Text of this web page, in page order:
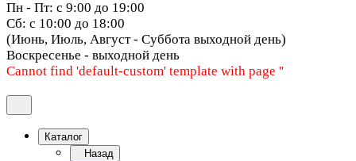
Пн - Пт: с 9:00 до 19:00
Сб: с 10:00 до 18:00
(Июнь, Июль, Август - Суббота выходной день)
Воскресенье - выходной день
Cannot find 'default-custom' template with page ''
Каталог
Назад